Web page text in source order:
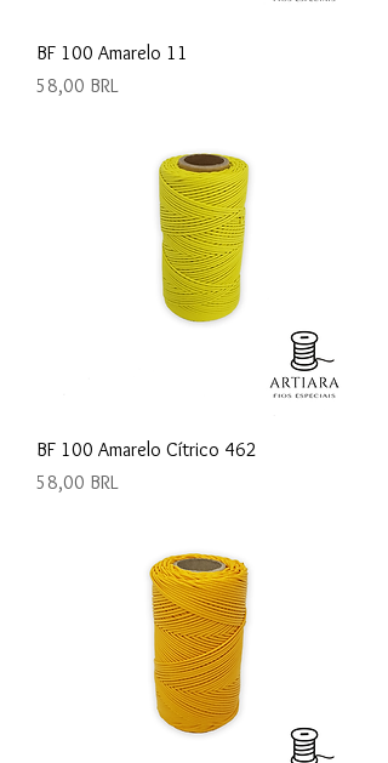
BF 100 Amarelo 11
Precio
58,00 BRL
BF 100 Amarelo Cítrico 462
Precio
58,00 BRL